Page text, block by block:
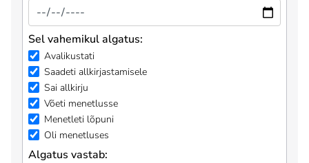
Sel vahemikul algatus:
Avalikustati
Saadeti allkirjastamisele
Sai allkirju
Võeti menetlusse
Menetleti lõpuni
Oli menetluses
Algatus vastab: